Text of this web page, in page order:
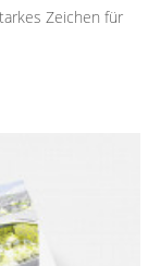
Zeichen für